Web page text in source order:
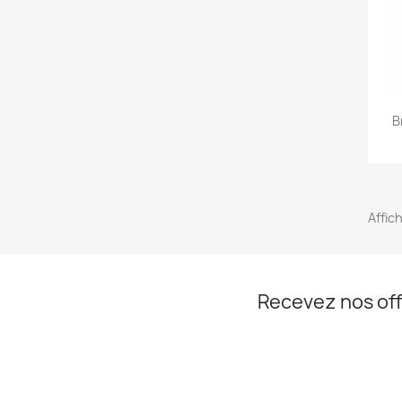
Recevez nos